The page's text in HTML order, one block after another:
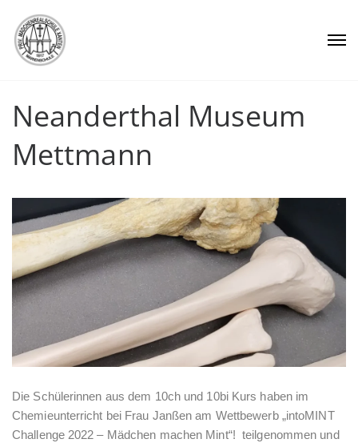
Neanderthal Museum
Mettmann
Die Schülerinnen aus dem 10ch und 10bi Kurs haben im
Chemieunterricht bei Frau Janßen am Wettbewerb „intoMINT
Challenge 2022 – Mädchen machen Mint“! teilgenommen und